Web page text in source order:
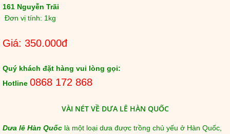
161 Nguyễn Trãi
Đơn vị tính: 1kg
Giá: 350.000đ
Quý khách đặt hàng vui lòng gọi:
Hotline 0868 172 868
VÀI NÉT VỀ DƯA LÊ HÀN QUỐC
Dưa lê Hàn Quốc là một loại dưa được trồng chủ yếu ở Hàn Quốc,